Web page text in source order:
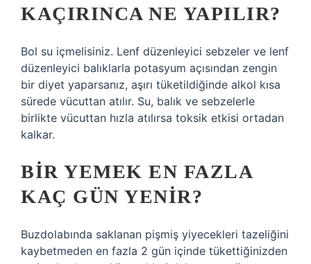
KAÇIRINCA NE YAPILIR?
Bol su içmelisiniz. Lenf düzenleyici sebzeler ve lenf
düzenleyici balıklarla potasyum açısından zengin
bir diyet yaparsanız, aşırı tüketildiğinde alkol kısa
sürede vücuttan atılır. Su, balık ve sebzelerle
birlikte vücuttan hızla atılırsa toksik etkisi ortadan
kalkar.
BIR YEMEK EN FAZLA
KAÇ GÜN YENIR?
Buzdolabında saklanan pişmiş yiyecekleri tazeliğini
kaybetmeden en fazla 2 gün içinde tükettiğinizden